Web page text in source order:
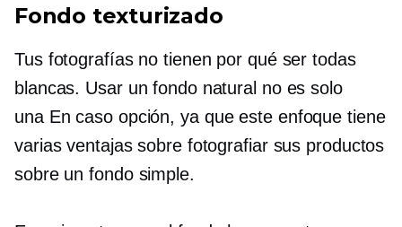
Fondo texturizado
Tus fotografías no tienen por qué ser todas
blancas. Usar un fondo natural no es solo
una En casoopción, ya que este enfoque tiene
varias ventajas sobre fotografiar sus productos
sobre un fondo simple.